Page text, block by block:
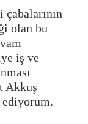
olan bu
iş ve
Akkuş